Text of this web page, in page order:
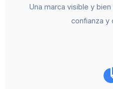
Una marca visible y
confianza y